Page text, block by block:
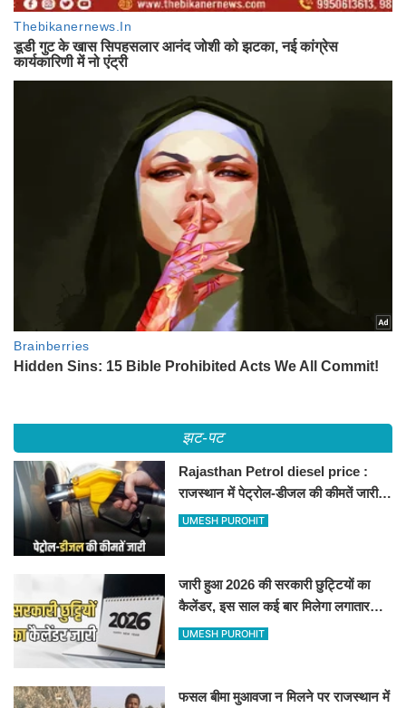
झट-पट
Rajasthan Petrol diesel price :
राजस्थान में पेट्रोल-डीजल की कीमतें जारी,
जानिए बीकानेर समेत पुरे प्रदेश में नए रेट
UMESH PUROHIT
जारी हुआ 2026 की सरकारी छुट्टियों का
कैलेंडर, इस साल कई बार मिलेगा लगातार
अवकाश, देखें
UMESH PUROHIT
फसल बीमा मुआवजा न मिलने पर राजस्थान में